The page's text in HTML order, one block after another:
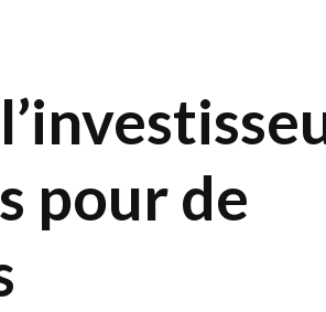
pour de